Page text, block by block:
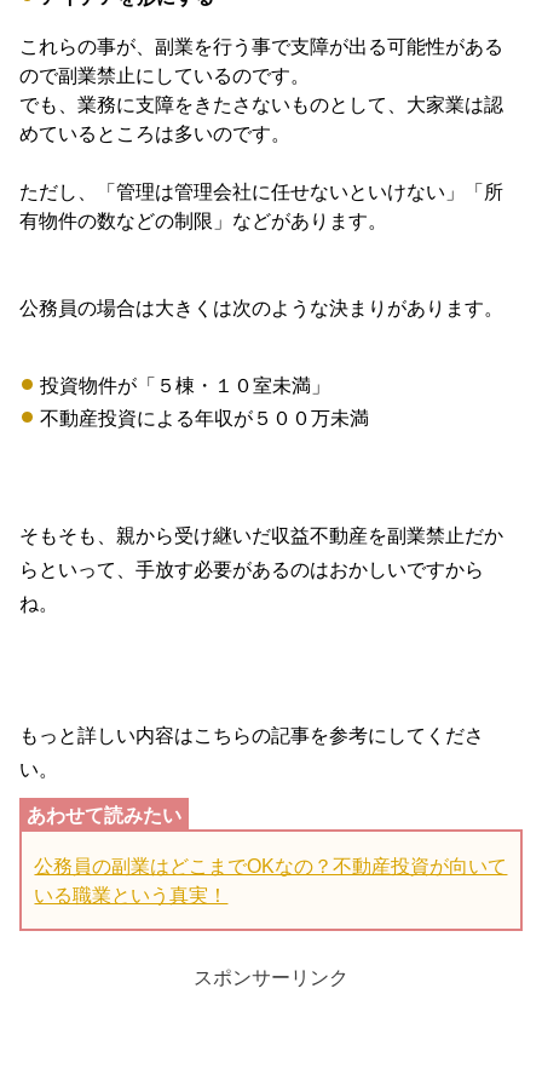
これらの事が、副業を行う事で支障が出る可能性がある
ので副業禁止にしているのです。
でも、業務に支障をきたさないものとして、大家業は認
めているところは多いのです。
ただし、「管理は管理会社に任せないといけない」「所
有物件の数などの制限」などがあります。
公務員の場合は大きくは次のような決まりがあります。
投資物件が「５棟・１０室未満」
不動産投資による年収が５００万未満
そもそも、親から受け継いだ収益不動産を副業禁止だか
らといって、手放す必要があるのはおかしいですから
ね。
もっと詳しい内容はこちらの記事を参考にしてくださ
い。
公務員の副業はどこまでOKなの？不動産投資が向いて
いる職業という真実！
スポンサーリンク